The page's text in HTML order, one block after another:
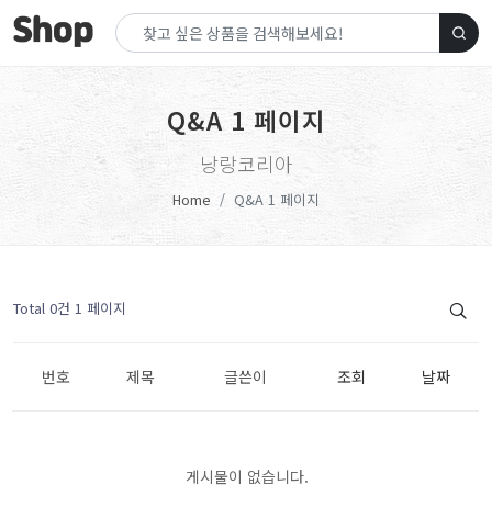
Q&A 1 페이지
낭랑코리아
Home Q&A 1 페이지
Total 0건 1 페이지
번호 제목 글쓴이 조회 날짜
게시물이 없습니다.